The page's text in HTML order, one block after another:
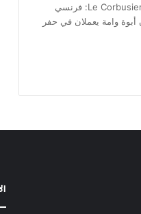
لوكوربوزييه رائد العمارة الوظيفية Le Corbusier: فرنسي
(1887-1965) كان أبوة وامة يعملان في حفر